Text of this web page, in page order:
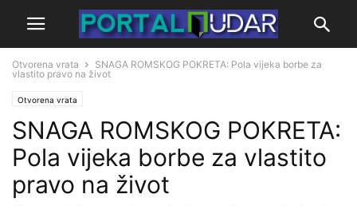
Otvorena vrata
SNAGA ROMSKOG POKRETA: Pola vijeka borbe za
vlastito pravo na život
Otvorena vrata
SNAGA ROMSKOG POKRETA:
Pola vijeka borbe za vlastito
pravo na život